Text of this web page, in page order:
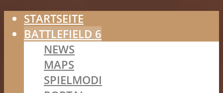
STARTSEITE
BATTLEFIELD 6
NEWS
MAPS
SPIELMODI